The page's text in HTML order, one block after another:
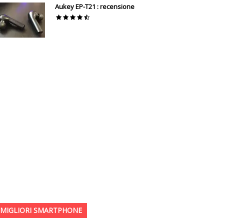
Aukey EP-T21 : recensione
MIGLIORI SMARTPHONE